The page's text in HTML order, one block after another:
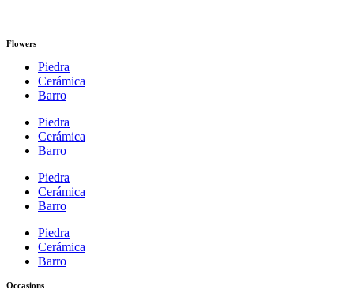
Flowers
Piedra
Cerámica
Barro
Piedra
Cerámica
Barro
Piedra
Cerámica
Barro
Piedra
Cerámica
Barro
Occasions